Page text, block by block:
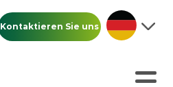
Kontaktieren Sie uns